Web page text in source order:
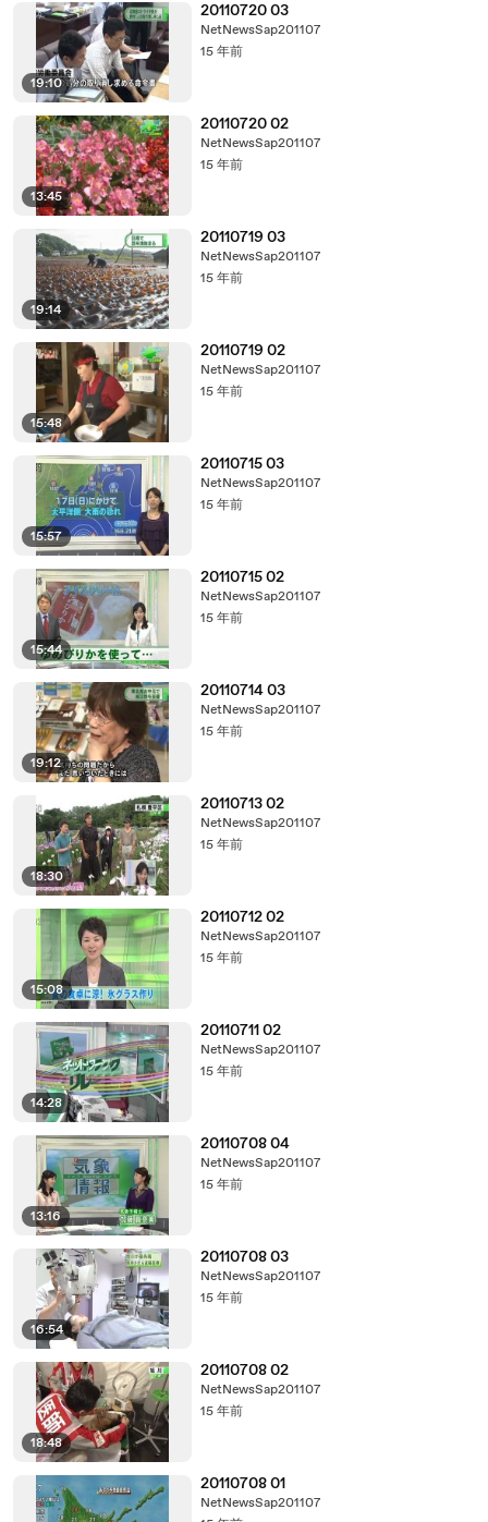
19:10
20110720 03
NetNewsSap201107
15 年前
13:45
20110720 02
NetNewsSap201107
15 年前
19:14
20110719 03
NetNewsSap201107
15 年前
15:48
20110719 02
NetNewsSap201107
15 年前
15:57
20110715 03
NetNewsSap201107
15 年前
15:44
20110715 02
NetNewsSap201107
15 年前
19:12
20110714 03
NetNewsSap201107
15 年前
18:30
20110713 02
NetNewsSap201107
15 年前
15:08
20110712 02
NetNewsSap201107
15 年前
14:28
20110711 02
NetNewsSap201107
15 年前
13:16
20110708 04
NetNewsSap201107
15 年前
16:54
20110708 03
NetNewsSap201107
15 年前
18:48
20110708 02
NetNewsSap201107
15 年前
20110708 01
NetNewsSap201107